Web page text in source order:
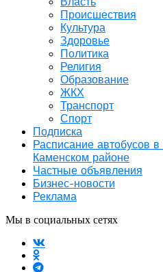
Происшествия
Культура
Здоровье
Политика
Религия
Образование
ЖКХ
Транспорт
Спорт
Подписка
Расписание автобусов
Каменском районе
Частные объявления
Бизнес-новости
Реклама
Мы в социальных сетях